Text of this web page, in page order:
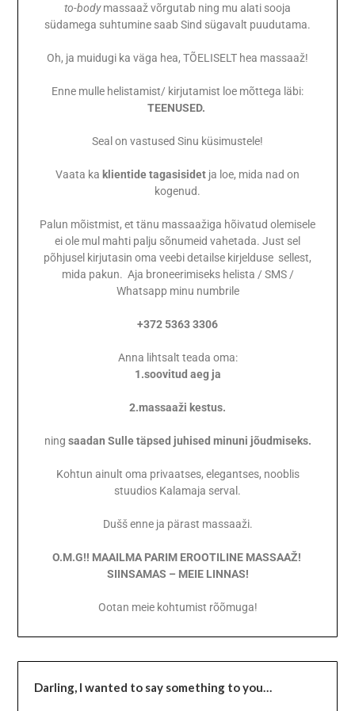
to-bodymassaaž võrgutab ning mu alati sooja
südamega suhtumine saab Sind sügavalt puudutama.
Oh, ja muidugi ka väga hea, TÕELISELT hea massaaž!
Enne mulle helistamist/ kirjutamist loe mõttega läbi:
TEENUSED.
Seal on vastused Sinu küsimustele!
Vaata ka klientide tagasisidet ja loe, mida nad on
kogenud.
Palun mõistmist, et tänu massaažiga hõivatud olemisele
ei ole mul mahti palju sõnumeid vahetada. Just sel
põhjusel kirjutasin oma veebi detailse kirjelduse sellest,
mida pakun. Aja broneerimiseks helista / SMS /
Whatsapp minu numbrile
+372 5363 3306
Anna lihtsalt teada oma:
1.soovitud aeg ja
2.massaaži kestus.
ning saadan Sulle täpsed juhised minuni jõudmiseks.
Kohtun ainult oma privaatses, elegantses, nooblis
stuudios Kalamaja serval.
Dušš enne ja pärast massaaži.
O.M.G!! MAAILMA PARIM EROOTILINE MASSAAŽ!
SIINSAMAS – MEIE LINNAS!
Ootan meie kohtumist rõõmuga!
Darling, I wanted to say something to you…